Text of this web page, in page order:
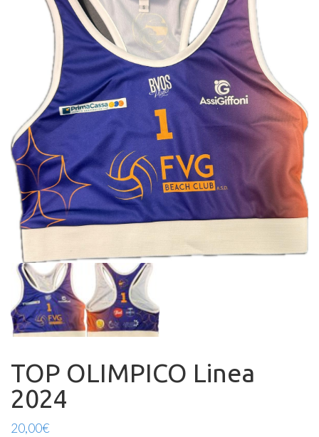
TOP OLIMPICO Linea
2024
20,00€